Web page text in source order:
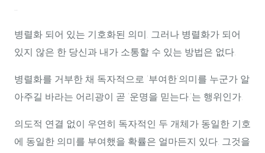
..
병렬화 되어 있는 기호화된 의미. 그러나 병렬화가 되어
있지 않은 한 당신과 내가 소통할 수 있는 방법은 없다.
병렬화를 거부한 채 독자적으로 '부여한'의미를 누군가 알
아주길 바라는 어리광이 곧 '운명을 믿는다.'는 행위인가.
의도적 연결 없이 우연히 독자적인 두 개체가 동일한 기호
에 동일한 의미를 부여했을 확률은 얼마든지 있다. 그것을